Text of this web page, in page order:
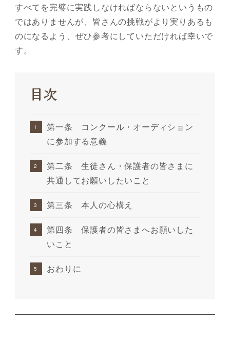
すべてを完璧に実践しなければならないというもの
ではありませんが、皆さんの挑戦がより実りあるも
のになるよう、ぜひ参考にしていただければ幸いで
す。
目次
第一条 コンクール・オーディション
に参加する意義
第二条 生徒さん・保護者の皆さまに
共通してお願いしたいこと
第三条 本人の心構え
第四条 保護者の皆さまへお願いした
いこと
おわりに